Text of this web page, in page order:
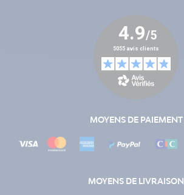
MOYENS DE PAIEMENT
MOYENS DE LIVRAISON